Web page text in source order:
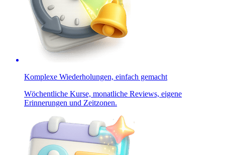
Komplexe Wiederholungen, einfach gemacht
Wöchentliche Kurse, monatliche Reviews, eigene
Erinnerungen und Zeitzonen.